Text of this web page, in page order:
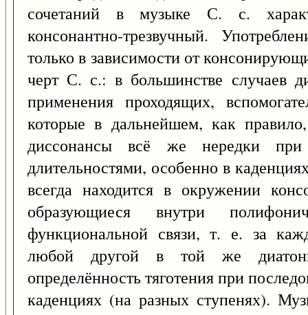
сочетаний в музыке С. с.
консонантно-трезвучный.
только в зависимости от
черт С. с.: в большинстве случаев
применения проходящих,
которые в дальнейшем, как
диссонансы всё же нередки
длительностями, особенно в
всегда находится в окружении
образующиеся внутри
функциональной связи, т. е. за
любой другой в той же
определённость тяготения при
каденциях (на разных ступенях).